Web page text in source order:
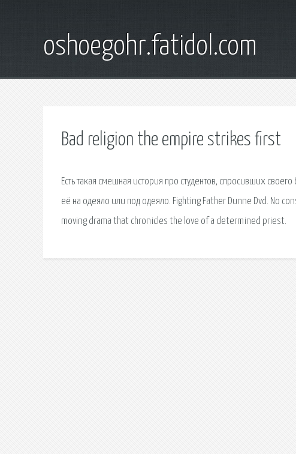
oshoegohr.fatidol.com
Bad religion the empire strikes first
Есть такая смешная история про студентов, спросивших
её на одеяло или под одеяло. Fighting Father Dunne Dvd. No
moving drama that chronicles the love of a determined priest.